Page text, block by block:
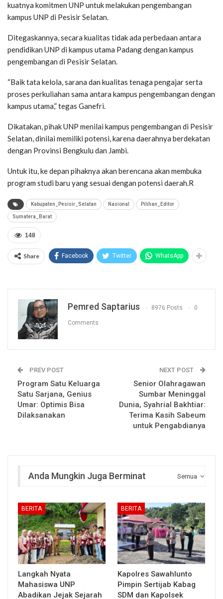
kuatnya komitmen UNP untuk melakukan pengembangan
kampus UNP di Pesisir Selatan.
Ditegaskannya, secara kualitas tidak ada perbedaan antara
pendidikan UNP di kampus utama Padang dengan kampus
pengembangan di Pesisir Selatan.
“Baik tata kelola, sarana dan kualitas tenaga pengajar serta
proses perkuliahan sama antara kampus pengembangan dengan
kampus utama,” tegas Ganefri.
Dikatakan, pihak UNP menilai kampus pengembangan di Pesisir
Selatan, dinilai memiliki potensi, karena daerahnya berdekatan
dengan Provinsi Bengkulu dan Jambi.
Untuk itu, ke depan pihaknya akan berencana akan membuka
program studi baru yang sesuai dengan potensi daerah.R
Kabupaten_Pesisir_Selatan Nasional Pilihan_Editor
Sumatera_Barat
148
Share Facebook Twitter WhatsApp
Pemred Saptarius 8976 Posts 0
Comments
PREV POST
Program Satu Keluarga
Satu Sarjana, Genius
Umar: Optimis Bisa
Dilaksanakan
NEXT POST
Senior Olahragawan
Sumbar Meninggal
Dunia, Syahrial Bakhtiar:
Terima Kasih Sabeum
untuk Pengabdianya
Semua
Anda Mungkin Juga Berminat
BERITA
Langkah Nyata
Mahasiswa UNP
Abadikan Jejak Sejarah
BERITA
Kapolres Sawahlunto
Pimpin Sertijab Kabag
SDM dan Kapolsek